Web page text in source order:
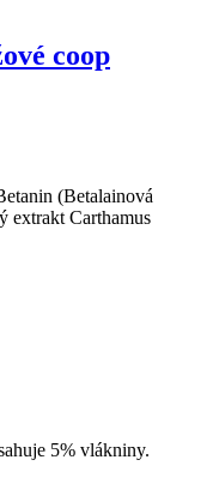
coop
(Betalainová
extrakt Carthamus
5% vlákniny.